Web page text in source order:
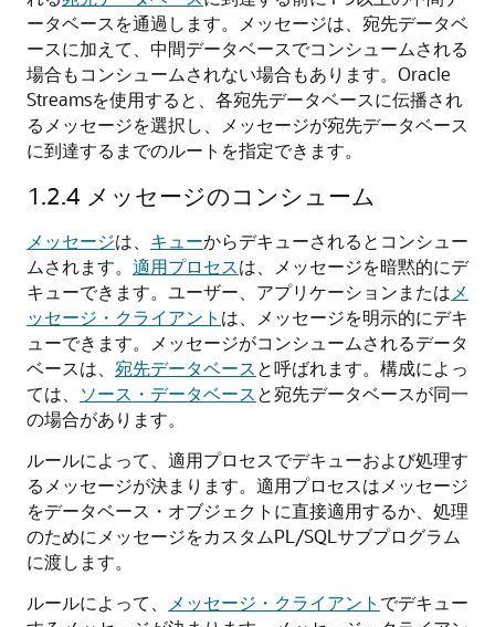
ータベースを通過します。メッセージは、宛先データベ
ースに加えて、中間データベースでコンシュームされる
場合もコンシュームされない場合もあります。Oracle
Streamsを使用すると、各宛先データベースに伝播され
るメッセージを選択し、メッセージが宛先データベース
に到達するまでのルートを指定できます。
1.2.4 メッセージのコンシューム
メッセージは、 キューからデキューされるとコンシュー
ムされます。 適用プロセスは、メッセージを暗黙的にデ
キューできます。ユーザー、アプリケーションまたは メ
ッセージ・クライアント は、メッセージを明示的にデキ
ューできます。メッセージがコンシュームされるデータ
ベースは、 宛先データベースと呼ばれます。構成によっ
ては、 ソース・データベースと宛先データベースが同一
の場合があります。
ルールによって、適用プロセスでデキューおよび処理す
るメッセージが決まります。適用プロセスはメッセージ
をデータベース・オブジェクトに直接適用するか、処理
のためにメッセージをカスタムPL/SQLサブプログラム
に渡します。
ルールによって、
メッセージ・クライアント でデキュー